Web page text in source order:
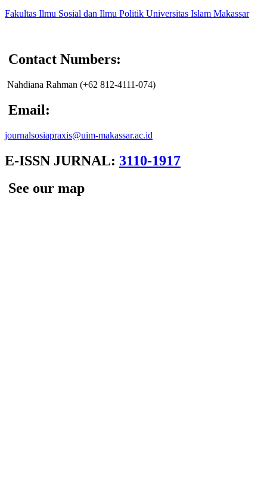
Fakultas Ilmu Sosial dan Ilmu Politik Universitas Islam Makassar
Contact Numbers:
Nahdiana Rahman (+62 812-4111-074)
Email:
journalsosiapraxis@uim-makassar.ac.id
E-ISSN JURNAL: 3110-1917
See our map